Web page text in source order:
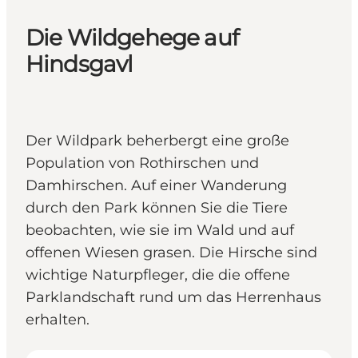
Die Wildgehege auf
Hindsgavl
Der Wildpark beherbergt eine große
Population von Rothirschen und
Damhirschen. Auf einer Wanderung
durch den Park können Sie die Tiere
beobachten, wie sie im Wald und auf
offenen Wiesen grasen. Die Hirsche sind
wichtige Naturpfleger, die die offene
Parklandschaft rund um das Herrenhaus
erhalten.